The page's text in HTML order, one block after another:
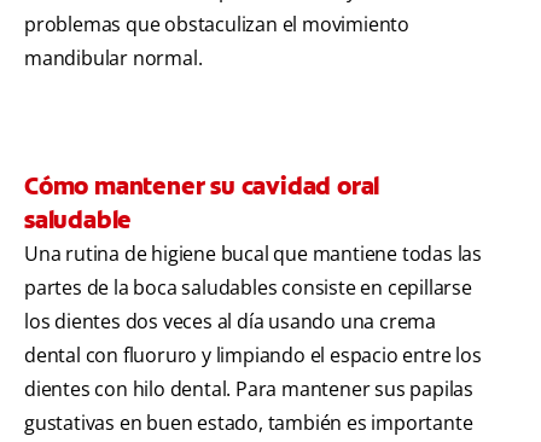
problemas que obstaculizan el movimiento
mandibular normal.
Cómo mantener su cavidad oral
saludable
Una rutina de higiene bucal que mantiene todas las
partes de la boca saludables consiste en cepillarse
los dientes dos veces al día usando una crema
dental con fluoruro y limpiando el espacio entre los
dientes con hilo dental. Para mantener sus papilas
gustativas en buen estado, también es importante